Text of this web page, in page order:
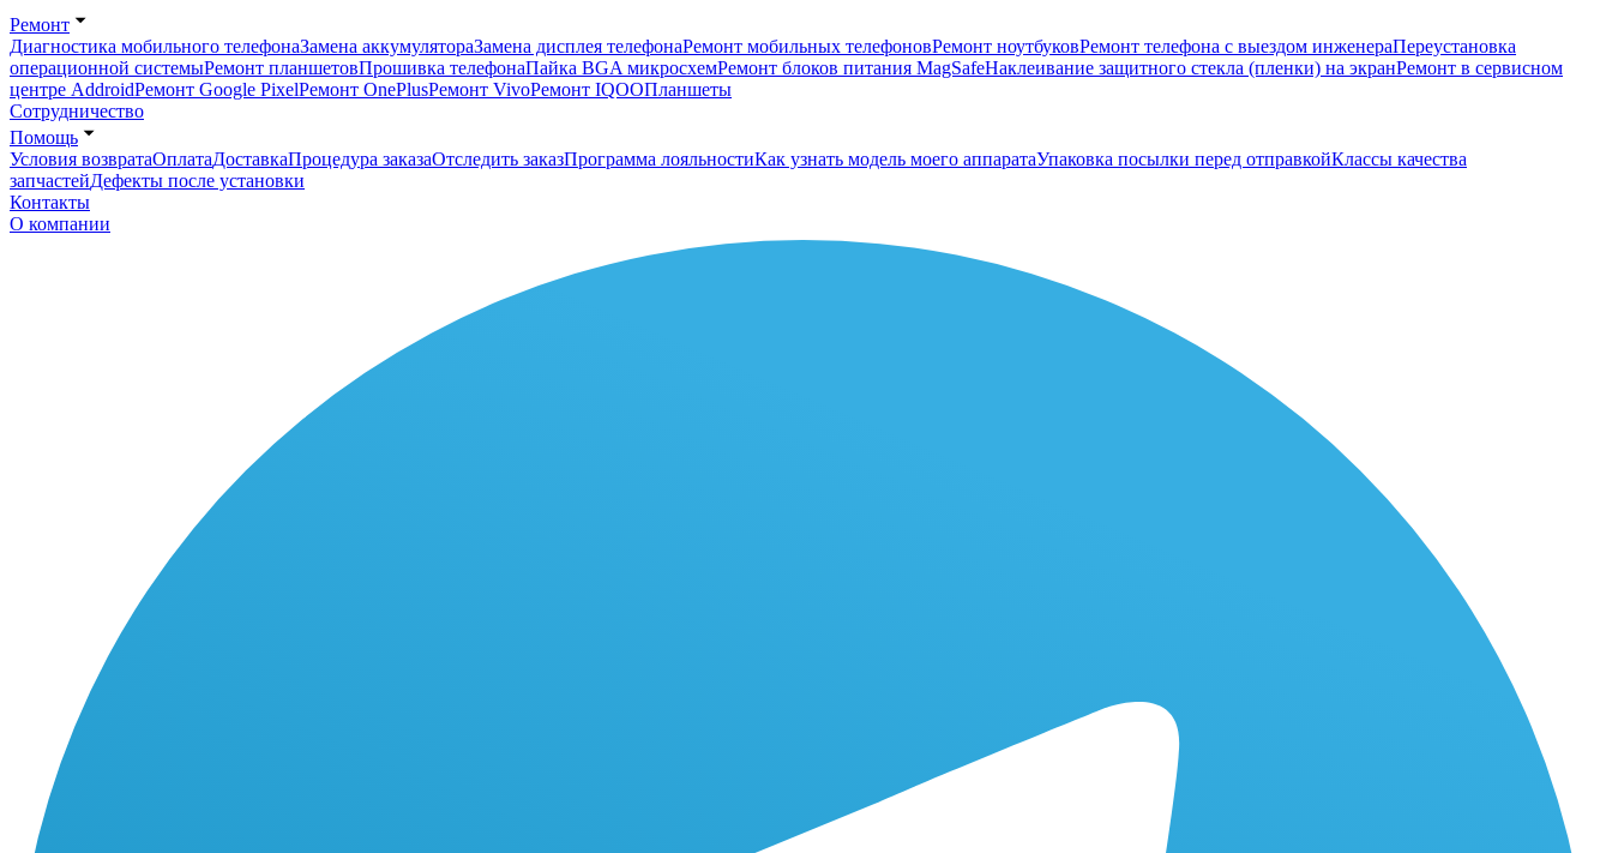
Ремонт
Диагностика мобильного телефонаЗамена аккумулятораЗамена дисплея телефонаРемонт мобильных телефоновРемонт ноутбуковРемонт телефона с выездом инженераПереустановка
операционной системыРемонт планшетовПрошивка телефонаПайка BGA микросхемРемонт блоков питания MagSafeНаклеивание защитного стекла (пленки) на экранРемонт в сервисном
центре AddroidРемонт Google PixelРемонт OnePlusРемонт VivoРемонт IQOOПланшеты
Сотрудничество
Помощь
Условия возвратаОплатаДоставкаПроцедура заказаОтследить заказПрограмма лояльностиКак узнать модель моего аппаратаУпаковка посылки перед отправкойКлассы качества
запчастейДефекты после установки
Контакты
О компании